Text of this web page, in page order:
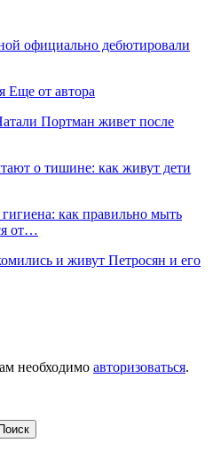
официально дебютировали
Еще от автора
Портман живет после
о тишине: как живут дети
как правильно мыть
от…
и живут Петросян и его
необходимо авторизоваться.